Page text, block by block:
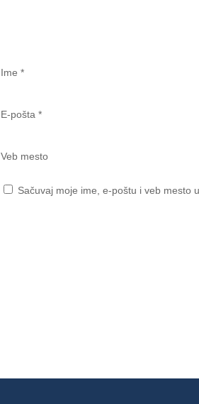
Ime*
E-pošta*
Veb mesto
Sačuvaj moje ime, e-poštu i veb mesto